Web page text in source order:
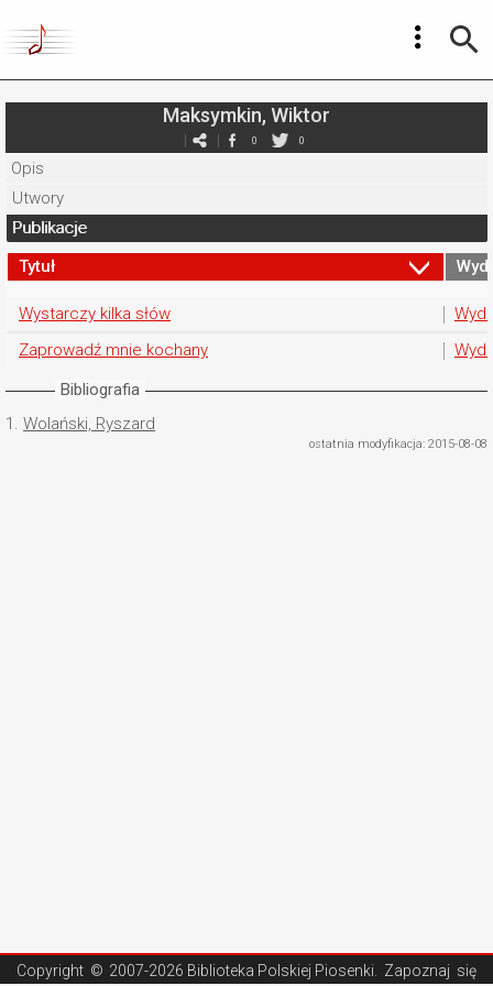
Maksymkin, Wiktor
0 0
Opis
Utwory
Publikacje
Tytuł
Wystarczy kilka słów
Zaprowadź mnie kochany
Bibliografia
1. Wolański, Ryszard
ostatnia modyfikacja: 2015-08-08
Copyright © 2007-2026 Biblioteka Polskiej Piosenki . Zapoznaj się